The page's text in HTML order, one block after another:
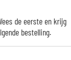
de eerste en krijg
bestelling.